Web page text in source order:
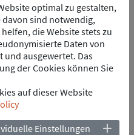
optimal zu gestalten,
sind notwendig,
die Website stets zu
Daten von
und ausgewertet. Das
der Cookies können Sie
auf dieser Website
Einstellungen